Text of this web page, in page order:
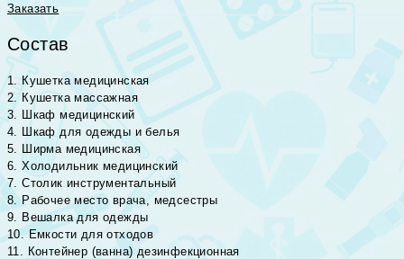
Заказать
Состав
1. Кушетка медицинская
2. Кушетка массажная
3. Шкаф медицинский
4. Шкаф для одежды и белья
5. Ширма медицинская
6. Холодильник медицинский
7. Столик инструментальный
8. Рабочее место врача, медсестры
9. Вешалка для одежды
10. Емкости для отходов
11. Контейнер (ванна) дезинфекционная